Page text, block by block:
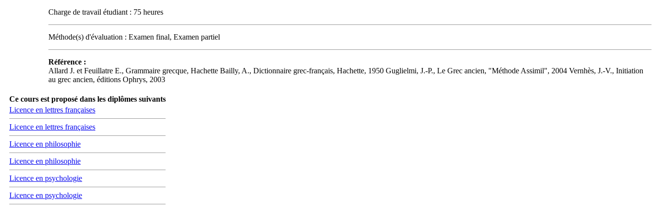
Charge de travail étudiant : 75 heures
Méthode(s) d'évaluation : Examen final, Examen partiel
Référence :
Allard J. et Feuillatre E., Grammaire grecque, Hachette Bailly, A., Dictionnaire grec-français, Hachette, 1950 Guglielmi, J.-P., Le Grec ancien, "Méthode Assimil", 2004 Vernhès, J.-V., Initiation
au grec ancien, éditions Ophrys, 2003
Ce cours est proposé dans les diplômes suivants
Licence en lettres françaises
Licence en lettres françaises
Licence en philosophie
Licence en philosophie
Licence en psychologie
Licence en psychologie